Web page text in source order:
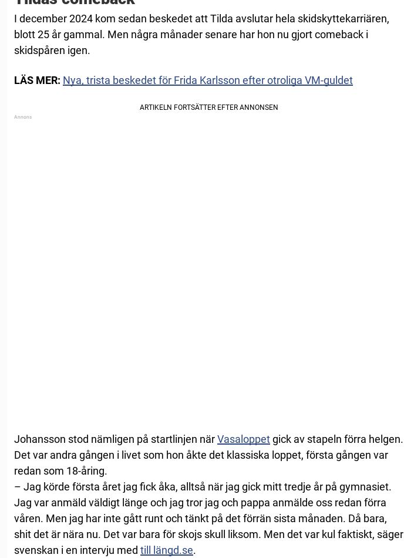
I december 2024 kom sedan beskedet att Tilda avslutar hela skidskyttekarriären,
blott 25 år gammal. Men några månader senare har hon nu gjort comeback i
skidspåren igen.
LÄS MER: Nya, trista beskedet för Frida Karlsson efter otroliga VM-guldet
Johansson stod nämligen på startlinjen närVasaloppetgick av stapeln förra helgen.
Det var andra gången i livet som hon åkte det klassiska loppet, första gången var
redan som 18-åring.
– Jag körde första året jag fick åka, alltså när jag gick mitt tredje år på gymnasiet.
Jag var anmäld väldigt länge och jag tror jag och pappa anmälde oss redan förra
våren. Men jag har inte gått runt och tänkt på det förrän sista månaden. Då bara,
shit det är nära nu. Det var bara för skojs skull liksom. Men det var kul faktiskt, säger
svenskan i en intervju med till längd.se.